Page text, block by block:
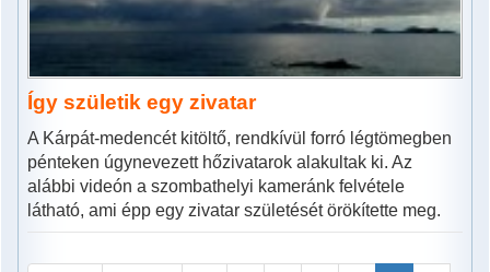
Így születik egy zivatar
A Kárpát-medencét kitöltő, rendkívül forró légtömegben
pénteken úgynevezett hőzivatarok alakultak ki. Az
alábbi videón a szombathelyi kameránk felvétele
látható, ami épp egy zivatar születését örökítette meg.